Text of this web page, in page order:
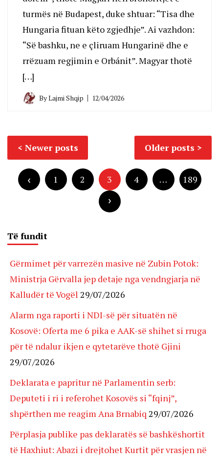
turmës në Budapest, duke shtuar: “Tisa dhe
Hungaria fituan këto zgjedhje”. Ai vazhdon:
“Së bashku, ne e çliruam Hungarinë dhe e
rrëzuam regjimin e Orbánit”. Magyar thotë
[…]
ByLajmi Shqip 12/04/2026
Posts
navigation
Older posts
Newer posts
Posts
pagination
1 2 3 4 … 189
Të fundit
Gërmimet për varrezën masive në Zubin Potok:
Ministrja Gërvalla jep detaje nga vendngjarja në
Kalludër të Vogël 29/07/2026
Alarm nga raporti i NDI-së për situatën në
Kosovë: Oferta me 6 pika e AAK-së shihet si rruga
për të ndalur ikjen e qytetarëve thotë Gjini
29/07/2026
Deklarata e papritur në Parlamentin serb:
Deputeti i ri i referohet Kosovës si “fqinj”,
shpërthen me reagim Ana Brnabiq 29/07/2026
Përplasja publike pas deklaratës së bashkëshortit
të Haxhiut: Abazi i drejtohet Kurtit për vrasjen në